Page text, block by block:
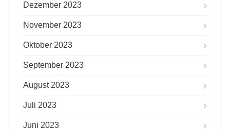
Dezember 2023
November 2023
Oktober 2023
September 2023
August 2023
Juli 2023
Juni 2023